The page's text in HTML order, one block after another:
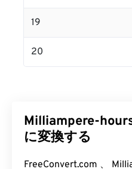
19
20
Milliampere-
に変換する
FreeConvert.com 、